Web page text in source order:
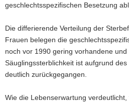
geschlechtsspezifischen Besetzung
Die differierende Verteilung der
Frauen belegen die
noch vor 1990 gering vorhandene
Säuglingssterblichkeit ist aufgrund
deutlich zurückgegangen.
Wie die Lebenserwartung